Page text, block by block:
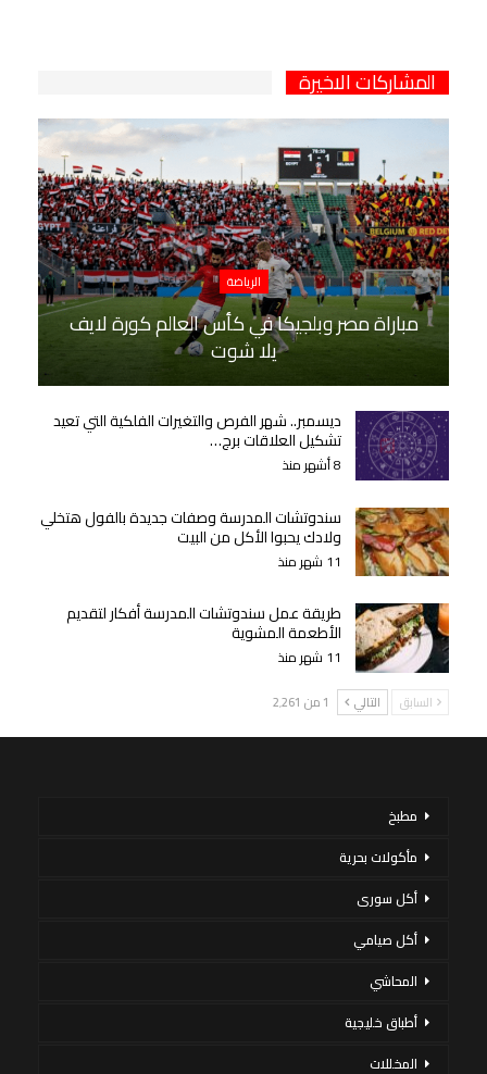
المشاركات الاخيرة
الرياضة
مباراة مصر وبلجيكا في كأس العالم كورة لايف
يلا شوت
ديسمبر.. شهر الفرص والتغيرات الفلكية التي تعيد
تشكيل العلاقات برج…
8 أشهر منذ
سندوتشات المدرسة وصفات جديدة بالفول هتخلي
ولادك يحبوا الأكل من البيت
11 شهر منذ
طريقة عمل سندوتشات المدرسة أفكار لتقديم
الأطعمة المشوية
11 شهر منذ
السابق التالي 1 من 2٬261
مطبخ
مأكولات بحرية
أكل سورى
أكل صيامي
المحاشي
أطباق خليجية
المخللات